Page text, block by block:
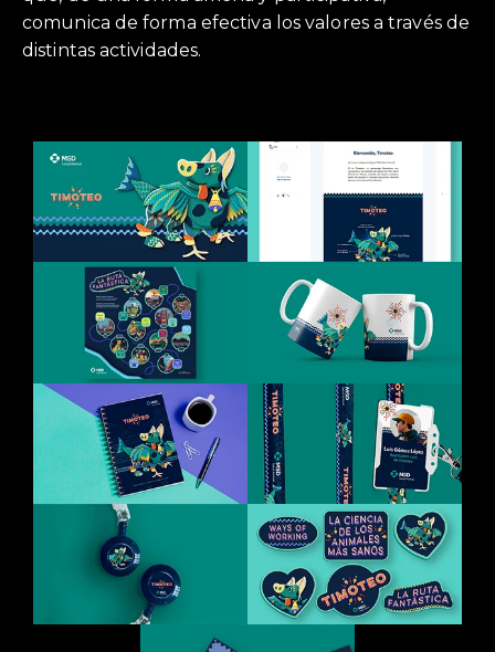
comunica de forma efectiva los valores a través de
distintas actividades.